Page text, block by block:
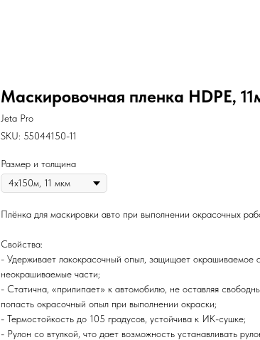
Маскировочная пленка HDPE,
Jeta Pro
SKU: 55044150-11
Размер и толщина
Плёнка для маскировки авто при выполнении окрасочных
Свойства:
- Удерживает лакокрасочный опыл, защищает окрашиваемое
неокрашиваемые части;
- Статична, «прилипает» к автомобилю, не оставляя
попасть окрасочный опыл при выполнении окраски;
- Термостойкость до 105 градусов, устойчива к ИК-сушке;
- Рулон со втулкой, что дает возможность устанавливать